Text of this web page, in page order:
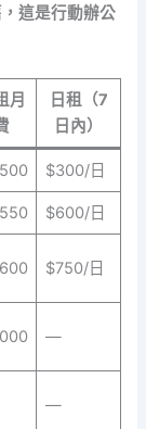
這是行動辦公
月
日租（7
日內）
$300/日
$600/日
$750/日
—
—